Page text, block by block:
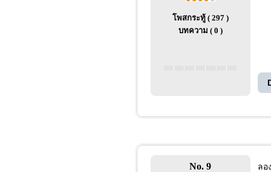
โพสกระทู้ ( 297 )
บทความ ( 0 )
No. 9 ลอ